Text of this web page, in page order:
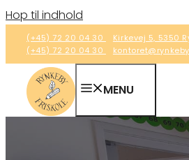
Hop til indhold
(+45) 72 20 04 30 Kirkevej 5, 5350
(+45) 72 20 04 30
MENU